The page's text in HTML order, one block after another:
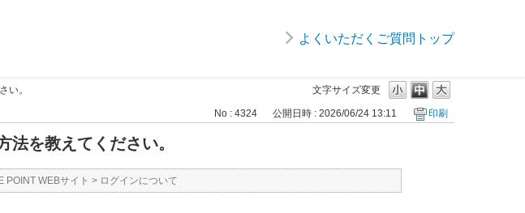
よくいただくご質問トップ
文字サイズ変更
い。
No : 4324 公開日時 : 2026/06/24 13:11 印刷
法を教えてください。
POINT WEBサイト > ログインについて